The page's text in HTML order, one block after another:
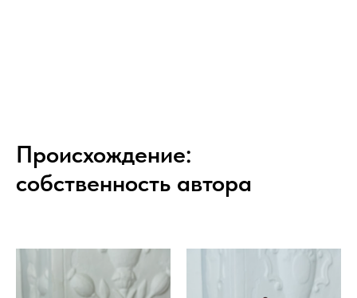
Происхождение:
собственность автора